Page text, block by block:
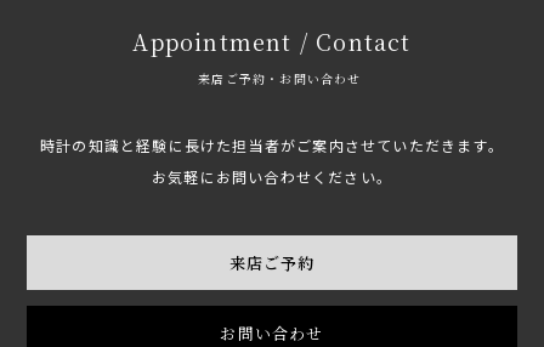
Appointment / Contact
来店ご予約・お問い合わせ
時計の知識と経験に長けた担当者がご案内させていただきます。
お気軽にお問い合わせください。
来店ご予約
お問い合わせ